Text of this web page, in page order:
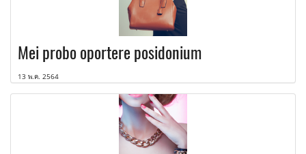
Mei probo oportere posidonium
13 พ.ค. 2564